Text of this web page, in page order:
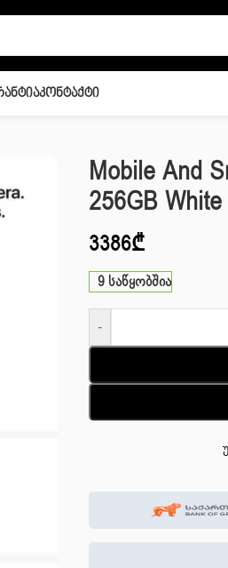
Კონტაქტი
Mobile And
256GB White
3386₾
9 საწყობშია
-